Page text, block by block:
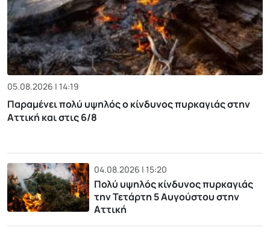
05.08.2026 | 14:19
Παραμένει πολύ υψηλός ο κίνδυνος πυρκαγιάς στην
Αττική και στις 6/8
04.08.2026 | 15:20
Πολύ υψηλός κίνδυνος πυρκαγιάς
την Τετάρτη 5 Αυγούστου στην
Αττική